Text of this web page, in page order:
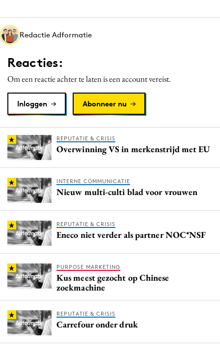
Martech
Media
Merkstrategie
Purpose Marketing
Reputatie & crisis
Redactie Adformatie
Reacties:
Om een reactie achter te laten is een account vereist.
Inloggen Abonneer nu
REPUTATIE & CRISIS
Overwinning VS in merkenstrijd met EU
INTERNE COMMUNICATIE
Nieuw multi-culti blad voor vrouwen
REPUTATIE & CRISIS
Eneco niet verder als partner NOC*NSF
PURPOSE MARKETING
Kus meest gezocht op Chinese
zoekmachine
REPUTATIE & CRISIS
Carrefour onder druk